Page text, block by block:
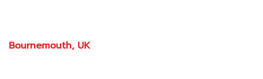
Bournemouth, UK